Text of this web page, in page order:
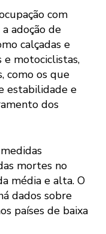
com
adoção de
calçadas e
e motociclistas,
como os que
estabilidade e
dos
mortes no
média e alta. O
dados sobre
países de baixa